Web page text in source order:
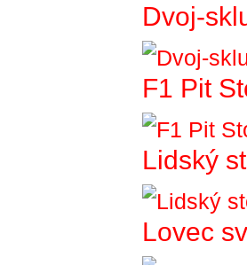
Dvoj-
F1 Pit
Lidský
Lovec